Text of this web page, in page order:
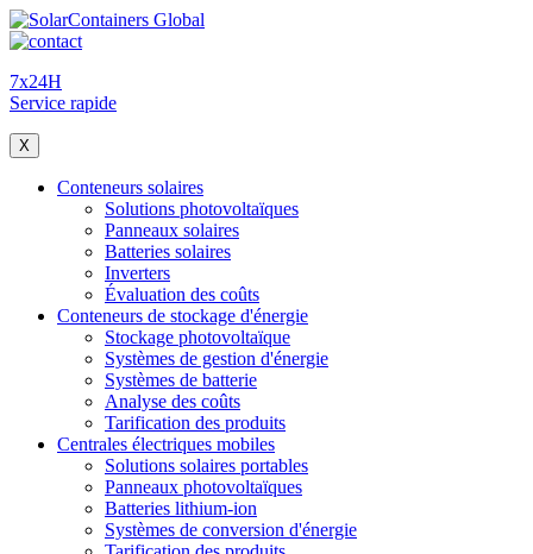
7x24H
Service rapide
X
Conteneurs solaires
Solutions photovoltaïques
Panneaux solaires
Batteries solaires
Inverters
Évaluation des coûts
Conteneurs de stockage d'énergie
Stockage photovoltaïque
Systèmes de gestion d'énergie
Systèmes de batterie
Analyse des coûts
Tarification des produits
Centrales électriques mobiles
Solutions solaires portables
Panneaux photovoltaïques
Batteries lithium-ion
Systèmes de conversion d'énergie